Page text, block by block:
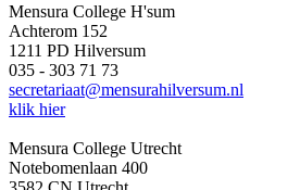
Mensura College H'sum
Achterom 152
1211 PD Hilversum
035 - 303 71 73
secretariaat@mensurahilversum.nl
klik hier
Mensura College Utrecht
Notebomenlaan 400